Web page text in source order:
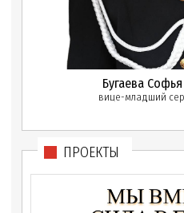
Бугаева
вице-младший
ПРОЕКТЫ